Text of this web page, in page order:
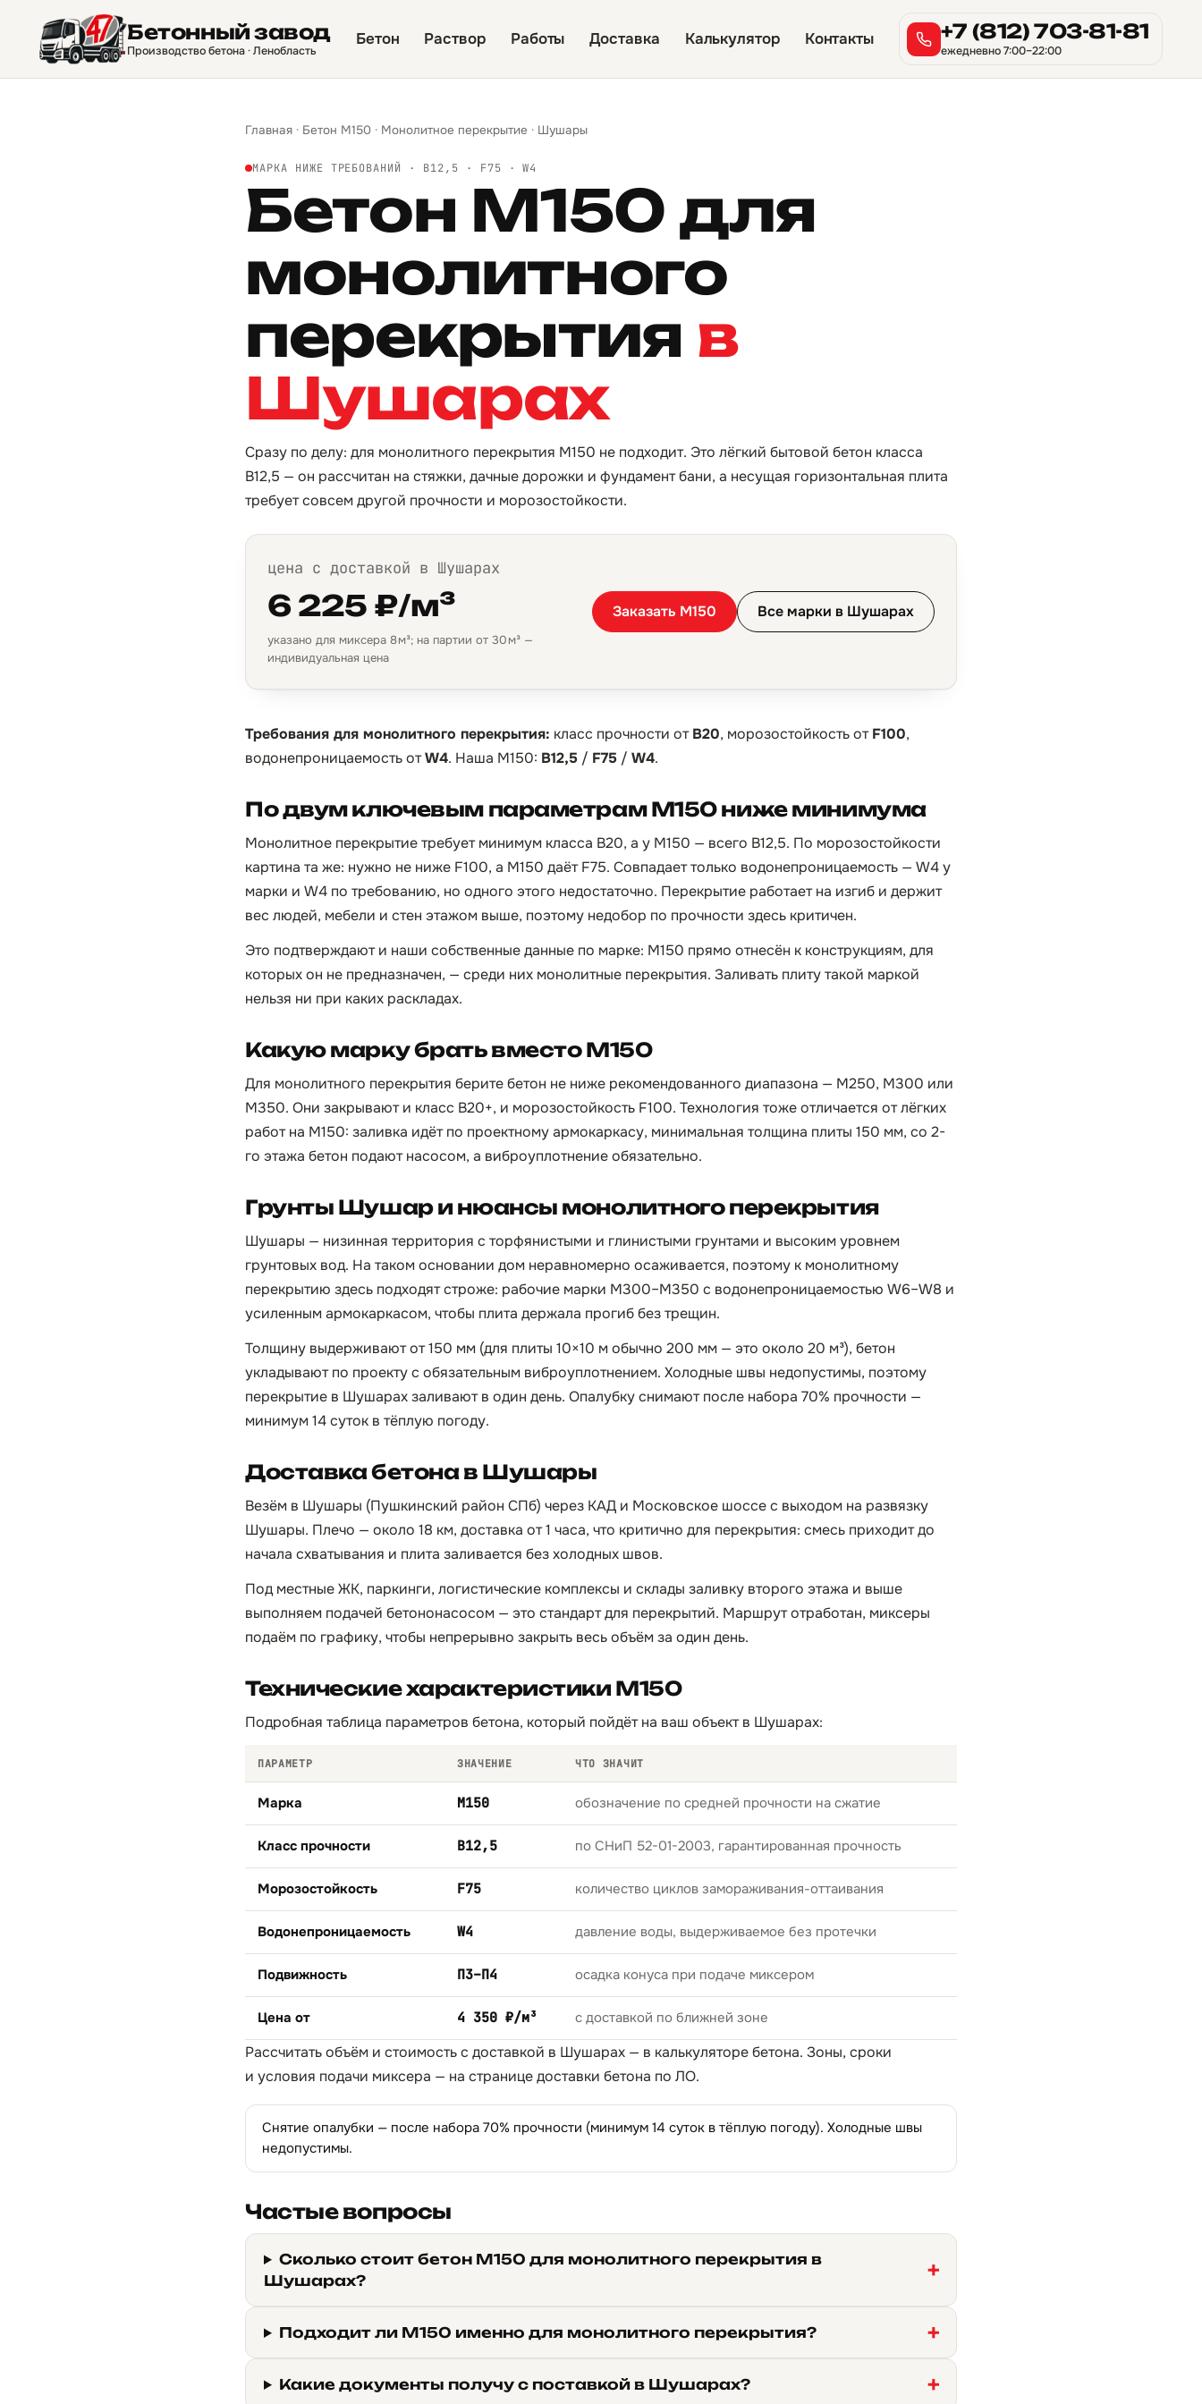
Бетонный завод
Производство бетона · Ленобласть
Бетон Раствор Работы Доставка Калькулятор Контакты +7 (812) 703-81-81
ежедневно 7:00–22:00
Главная · Бетон М150 · Монолитное перекрытие · Шушары
МАРКА НИЖЕ ТРЕБОВАНИЙ · B12,5 · F75 · W4
Бетон М150 для
монолитного
перекрытия в
Шушарах
Сразу по делу: для монолитного перекрытия М150 не подходит. Это лёгкий бытовой бетон класса
B12,5 — он рассчитан на стяжки, дачные дорожки и фундамент бани, а несущая горизонтальная плита
требует совсем другой прочности и морозостойкости.
цена с доставкой в Шушарах
6 225 ₽/м³
указано для миксера 8 м³; на партии от 30 м³ —
индивидуальная цена
Заказать М150 Все марки в Шушарах
Требования для монолитного перекрытия: класс прочности отB20, морозостойкость отF100,
водонепроницаемость отW4. Наша М150: B12,5 / F75 / W4.
По двум ключевым параметрам М150 ниже минимума
Монолитное перекрытие требует минимум класса B20, а у М150 — всего B12,5. По морозостойкости
картина та же: нужно не ниже F100, а М150 даёт F75. Совпадает только водонепроницаемость — W4 у
марки и W4 по требованию, но одного этого недостаточно. Перекрытие работает на изгиб и держит
вес людей, мебели и стен этажом выше, поэтому недобор по прочности здесь критичен.
Это подтверждают и наши собственные данные по марке: М150 прямо отнесён к конструкциям, для
которых он не предназначен, — среди них монолитные перекрытия. Заливать плиту такой маркой
нельзя ни при каких раскладах.
Какую марку брать вместо М150
Для монолитного перекрытия берите бетон не ниже рекомендованного диапазона — М250, М300 или
М350. Они закрывают и класс B20+, и морозостойкость F100. Технология тоже отличается от лёгких
работ на М150: заливка идёт по проектному армокаркасу, минимальная толщина плиты 150 мм, со 2-
го этажа бетон подают насосом, а виброуплотнение обязательно.
Грунты Шушар и нюансы монолитного перекрытия
Шушары — низинная территория с торфянистыми и глинистыми грунтами и высоким уровнем
грунтовых вод. На таком основании дом неравномерно осаживается, поэтому к монолитному
перекрытию здесь подходят строже: рабочие марки М300–М350 с водонепроницаемостью W6–W8 и
усиленным армокаркасом, чтобы плита держала прогиб без трещин.
Толщину выдерживают от 150 мм (для плиты 10×10 м обычно 200 мм — это около 20 м³), бетон
укладывают по проекту с обязательным виброуплотнением. Холодные швы недопустимы, поэтому
перекрытие в Шушарах заливают в один день. Опалубку снимают после набора 70% прочности —
минимум 14 суток в тёплую погоду.
Доставка бетона в Шушары
Везём в Шушары (Пушкинский район СПб) через КАД и Московское шоссе с выходом на развязку
Шушары. Плечо — около 18 км, доставка от 1 часа, что критично для перекрытия: смесь приходит до
начала схватывания и плита заливается без холодных швов.
Под местные ЖК, паркинги, логистические комплексы и склады заливку второго этажа и выше
выполняем подачей бетононасосом — это стандарт для перекрытий. Маршрут отработан, миксеры
подаём по графику, чтобы непрерывно закрыть весь объём за один день.
Технические характеристики М150
Подробная таблица параметров бетона, который пойдёт на ваш объект в Шушарах:
ПАРАМЕТР ЗНАЧЕНИЕ ЧТО ЗНАЧИТ
Марка М150 обозначение по средней прочности на сжатие
Класс прочности B12,5 по СНиП 52-01-2003, гарантированная прочность
Морозостойкость F75 количество циклов замораживания-оттаивания
Водонепроницаемость W4 давление воды, выдерживаемое без протечки
Подвижность П3–П4 осадка конуса при подаче миксером
Цена от 4 350 ₽/м³ с доставкой по ближней зоне
Рассчитать объём и стоимость с доставкой в Шушарах — в калькуляторе бетона. Зоны, сроки
и условия подачи миксера — на страницедоставки бетона по ЛО.
Снятие опалубки — после набора 70% прочности (минимум 14 суток в тёплую погоду). Холодные швы
недопустимы.
Частые вопросы
Сколько стоит бетон М150 для монолитного перекрытия в
Шушарах?
Подходит ли М150 именно для монолитного перекрытия?
Какие документы получу с поставкой в Шушарах?